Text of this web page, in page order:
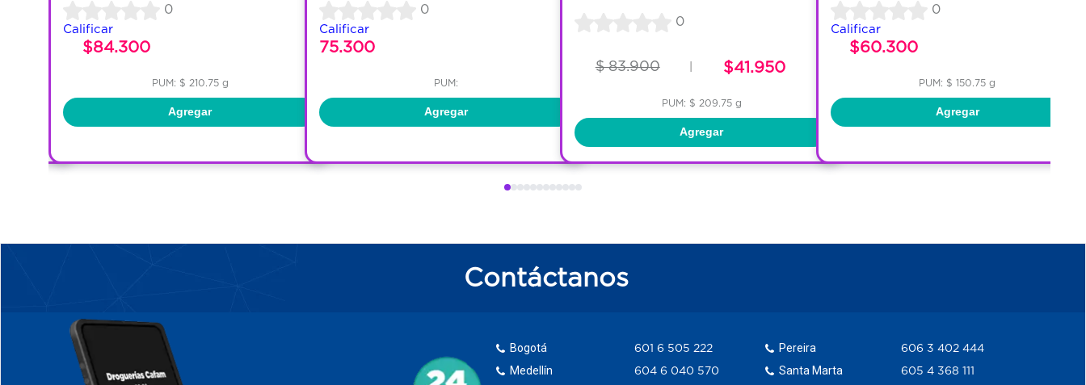
0
Calificar
$84.300
PUM: $ 210.75 g
Agregar
0
Calificar
75.300
PUM:
Agregar
0
$ 83.900 $41.950
PUM: $ 209.75 g
Agregar
0
Calificar
$60.300
PUM: $ 150.75 g
Agregar
Contáctanos
Bogotá
Medellín
601 6 505 222
604 6 040 570
Pereira
Santa Marta
606 3 402 444
605 4 368 111